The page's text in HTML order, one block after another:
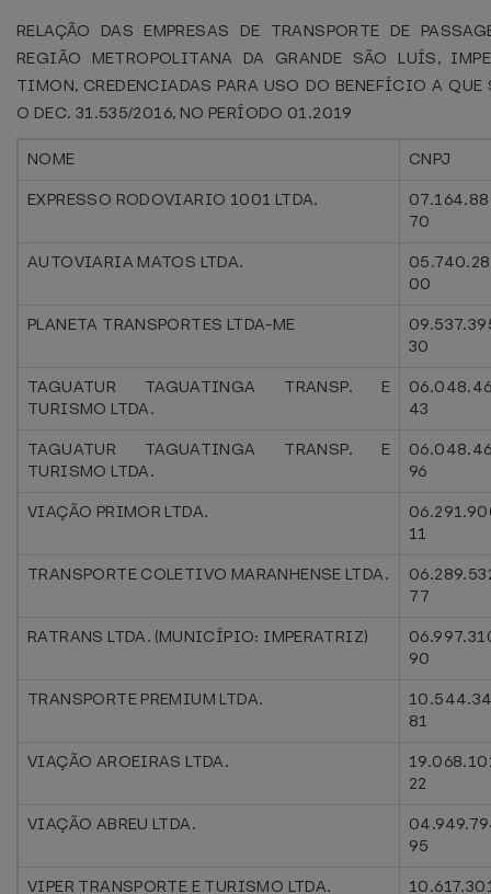
RELAÇÃO DAS EMPRESAS DE TRANSPORTE DE
REGIÃO METROPOLITANA DA GRANDE SÃO LUÍS,
TIMON, CREDENCIADAS PARA USO DO BENEFÍCIO A QUE
O DEC. 31.535/2016, NO PERÍODO 01.2019
NOME
CNPJ
EXPRESSO RODOVIARIO 1001 LTDA.
70
AUTOVIARIA MATOS LTDA.
00
PLANETA TRANSPORTES LTDA-ME
30
TAGUATUR TAGUATINGA TRANSP. E
TURISMO LTDA.
43
TAGUATUR TAGUATINGA TRANSP. E
TURISMO LTDA.
96
VIAÇÃO PRIMOR LTDA.
11
TRANSPORTE COLETIVO MARANHENSE LTDA.
77
RATRANS LTDA. (MUNICÍPIO: IMPERATRIZ)
90
TRANSPORTE PREMIUM LTDA.
81
VIAÇÃO AROEIRAS LTDA.
22
VIAÇÃO ABREU LTDA.
95
VIPER TRANSPORTE E TURISMO LTDA.